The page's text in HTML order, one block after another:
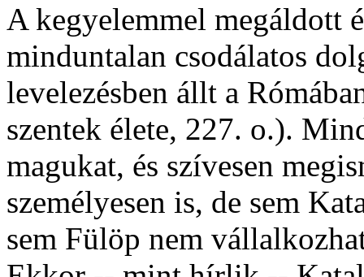
A kegyelemmel megáldott
minduntalan csodálatos
levelezésben állt a
szentek élete, 227. o.).
magukat, és szívesen
személyesen is, de sem
sem Fülöp nem